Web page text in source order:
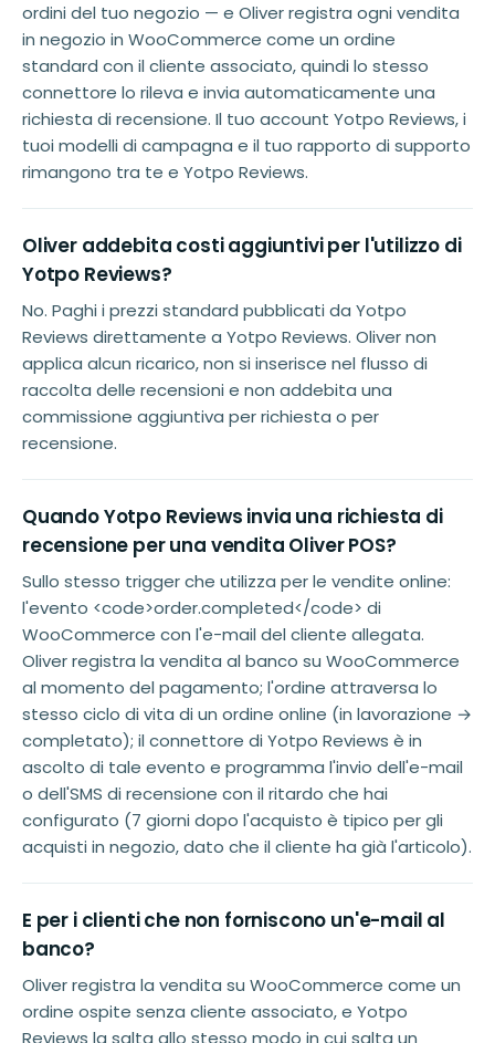
ordini del tuo negozio — e Oliver registra ogni vendita
in negozio in WooCommerce come un ordine
standard con il cliente associato, quindi lo stesso
connettore lo rileva e invia automaticamente una
richiesta di recensione. Il tuo account Yotpo Reviews, i
tuoi modelli di campagna e il tuo rapporto di supporto
rimangono tra te e Yotpo Reviews.
Oliver addebita costi aggiuntivi per l'utilizzo di
Yotpo Reviews?
No. Paghi i prezzi standard pubblicati da Yotpo
Reviews direttamente a Yotpo Reviews. Oliver non
applica alcun ricarico, non si inserisce nel flusso di
raccolta delle recensioni e non addebita una
commissione aggiuntiva per richiesta o per
recensione.
Quando Yotpo Reviews invia una richiesta di
recensione per una vendita Oliver POS?
Sullo stesso trigger che utilizza per le vendite online:
l'evento <code>order.completed</code> di
WooCommerce con l'e-mail del cliente allegata.
Oliver registra la vendita al banco su WooCommerce
al momento del pagamento; l'ordine attraversa lo
stesso ciclo di vita di un ordine online (in lavorazione →
completato); il connettore di Yotpo Reviews è in
ascolto di tale evento e programma l'invio dell'e-mail
o dell'SMS di recensione con il ritardo che hai
configurato (7 giorni dopo l'acquisto è tipico per gli
acquisti in negozio, dato che il cliente ha già l'articolo).
E per i clienti che non forniscono un'e-mail al
banco?
Oliver registra la vendita su WooCommerce come un
ordine ospite senza cliente associato, e Yotpo
Reviews la salta allo stesso modo in cui salta un